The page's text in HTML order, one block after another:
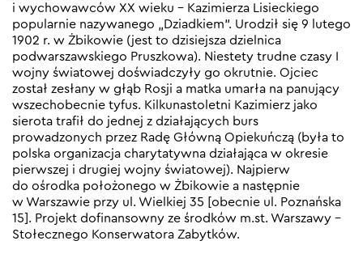
i wychowawców XX wieku – Kazimierza Lisieckiego
popularnie nazywanego „Dziadkiem”. Urodził się 9 lutego
1902 r. w Żbikowie (jest to dzisiejsza dzielnica
podwarszawskiego Pruszkowa). Niestety trudne czasy I
wojny światowej doświadczyły go okrutnie. Ojciec
został zesłany w głąb Rosji a matka umarła na panujący
wszechobecnie tyfus. Kilkunastoletni Kazimierz jako
sierota trafił do jednej z działających burs
prowadzonych przez Radę Główną Opiekuńczą (była to
polska organizacja charytatywna działająca w okresie
pierwszej i drugiej wojny światowej). Najpierw
do ośrodka położonego w Żbikowie a następnie
w Warszawie przy ul. Wielkiej 35 [obecnie ul. Poznańska
15]. Projekt dofinansowny ze środków m.st. Warszawy –
Stołecznego Konserwatora Zabytków.